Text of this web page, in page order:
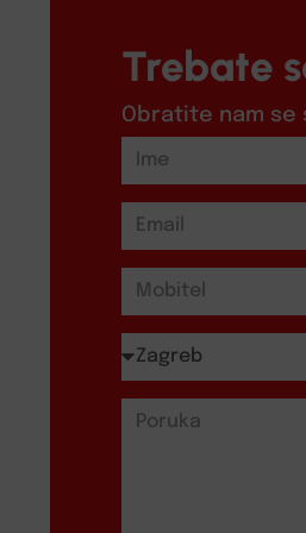
Trebate
Obratite nam se